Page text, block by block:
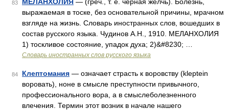
83
выражаемая в тоске, без основательной причины, мрачном
взгляде на жизнь. Словарь иностранных слов, вошедших в
состав русского языка. Чудинов А.Н., 1910. МЕЛАНХОЛИЯ
1) тоскливое состояние, упадок духа; 2)&#8230; …
Словарь иностранных слов русского языка
84 Клептомания — означает страсть к воровству (kleptein
воровать), ноне в смысле преступности привычного,
профессионального вора, а в смыслеболезненного
влечения. Термин этот возник в начале нашего